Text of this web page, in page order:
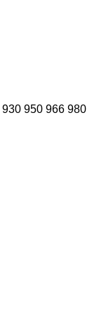
930 950 966 980